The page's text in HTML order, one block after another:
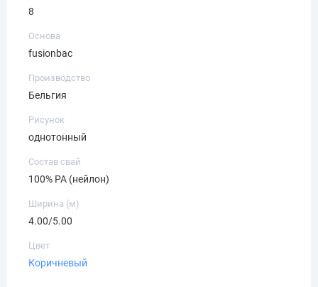
8
Основа
fusionbac
Производство
Бельгия
Рисунок
однотонный
Состав свай
100% PA (нейлон)
Ширина (м)
4.00/5.00
Цвет
Коричневый